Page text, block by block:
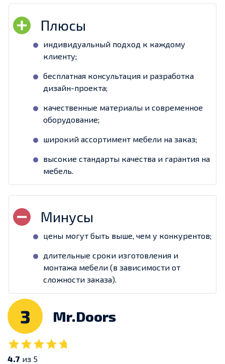
индивидуальный подход к каждому
клиенту;
бесплатная консультация и разработка
дизайн-проекта;
качественные материалы и современное
оборудование;
широкий ассортимент мебели на заказ;
высокие стандарты качества и гарантия на
мебель.
цены могут быть выше, чем у конкурентов;
длительные сроки изготовления и
монтажа мебели (в зависимости от
сложности заказа).
3 Mr.Doors
4.7 из 5